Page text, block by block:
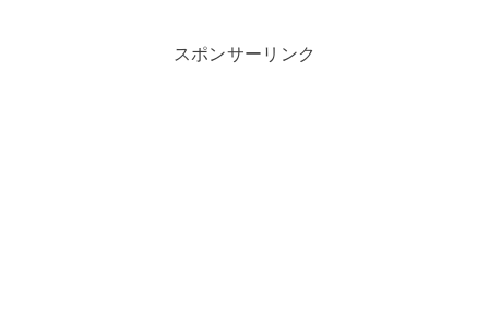
スポンサーリンク